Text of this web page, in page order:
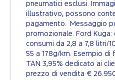
pneumatici esclusi.
illustrativo, possono
pagamento. Messaggio
promozionale. Ford Kuga:
consumi da 2,8 a 7,8 litri/
55 a 178g/km. Esempio di
TAN 3,95% dedicato ai
prezzo di vendita €